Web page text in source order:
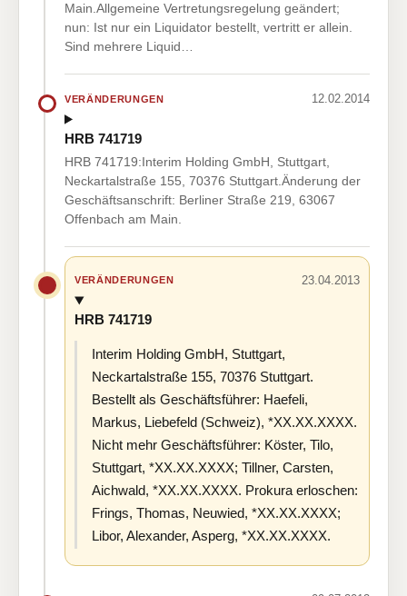
Main.Allgemeine Vertretungsregelung geändert;
nun: Ist nur ein Liquidator bestellt, vertritt er allein.
Sind mehrere Liquid…
VERÄNDERUNGEN 12.02.2014
HRB 741719
HRB 741719:Interim Holding GmbH, Stuttgart,
Neckartalstraße 155, 70376 Stuttgart.Änderung der
Geschäftsanschrift: Berliner Straße 219, 63067
Offenbach am Main.
VERÄNDERUNGEN 23.04.2013
HRB 741719
Interim Holding GmbH, Stuttgart,
Neckartalstraße 155, 70376 Stuttgart.
Bestellt als Geschäftsführer: Haefeli,
Markus, Liebefeld (Schweiz), *XX.XX.XXXX.
Nicht mehr Geschäftsführer: Köster, Tilo,
Stuttgart, *XX.XX.XXXX; Tillner, Carsten,
Aichwald, *XX.XX.XXXX. Prokura erloschen:
Frings, Thomas, Neuwied, *XX.XX.XXXX;
Libor, Alexander, Asperg, *XX.XX.XXXX.